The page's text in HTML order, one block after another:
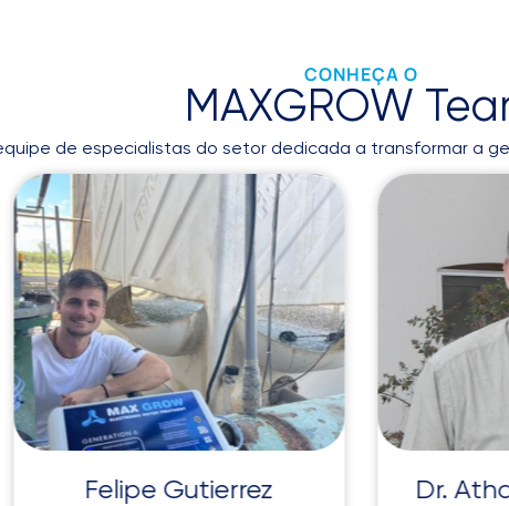
CONHEÇA O
MAXGROW
de especialistas do setor dedicada a transformar a
Felipe Gutierrez Dr.